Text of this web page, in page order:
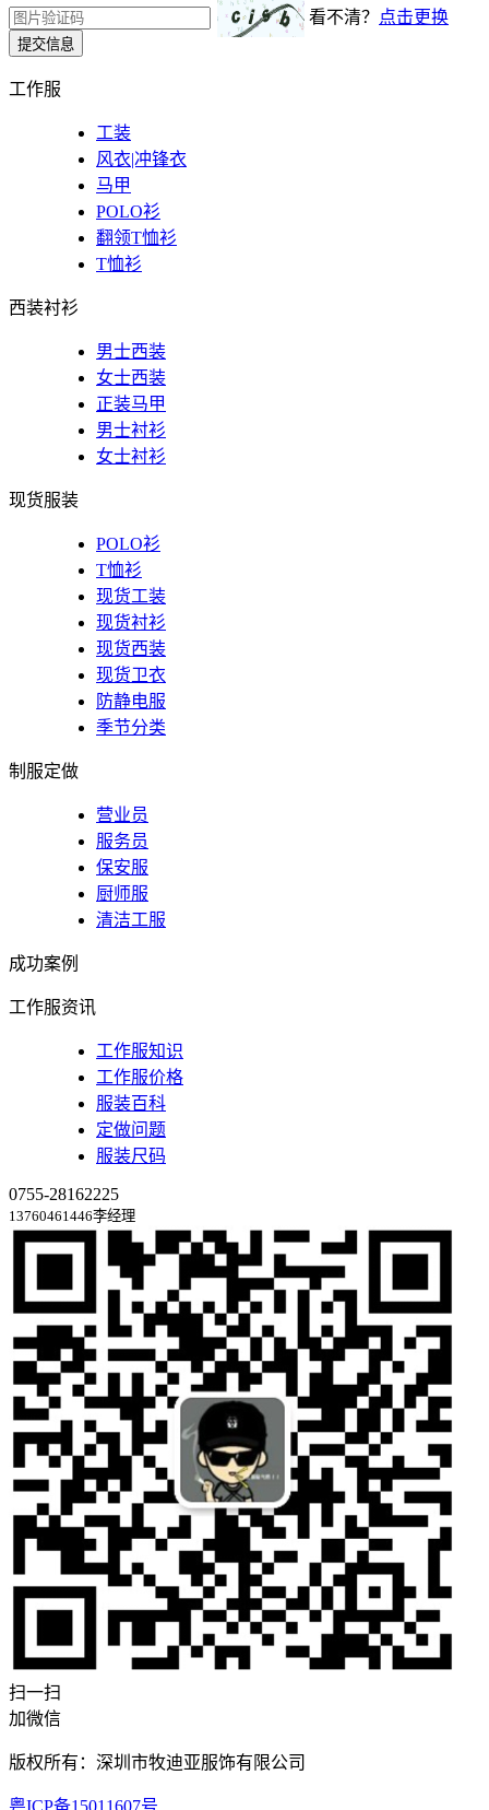
看不清？ 点击更换
提交信息
工作服
工装
风衣|冲锋衣
马甲
POLO衫
翻领T恤衫
T恤衫
西装衬衫
男士西装
女士西装
正装马甲
男士衬衫
女士衬衫
现货服装
POLO衫
T恤衫
现货工装
现货衬衫
现货西装
现货卫衣
防静电服
季节分类
制服定做
营业员
服务员
保安服
厨师服
清洁工服
成功案例
工作服资讯
工作服知识
工作服价格
服装百科
定做问题
服装尺码
0755-28162225
13760461446李经理
扫一扫
加微信
版权所有：深圳市牧迪亚服饰有限公司
粤ICP备15011607号